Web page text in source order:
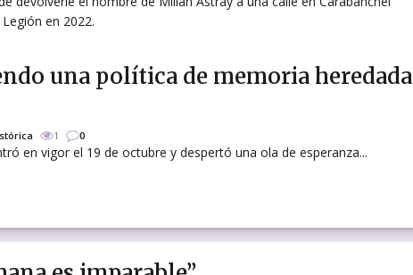
una política de memoria heredada
1 0
en vigor el 19 de octubre y despertó una ola de esperanza...